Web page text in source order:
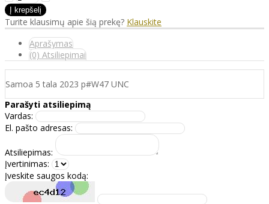
Turite klausimų apie šią prekę? Klauskite
Aprašymas
(0) Atsiliepimai
Samoa 5 tala 2023 p#W47 UNC
Parašyti atsiliepimą
Vardas:
El. pašto adresas:
Atsiliepimas:
Įvertinimas:
Įveskite saugos kodą: